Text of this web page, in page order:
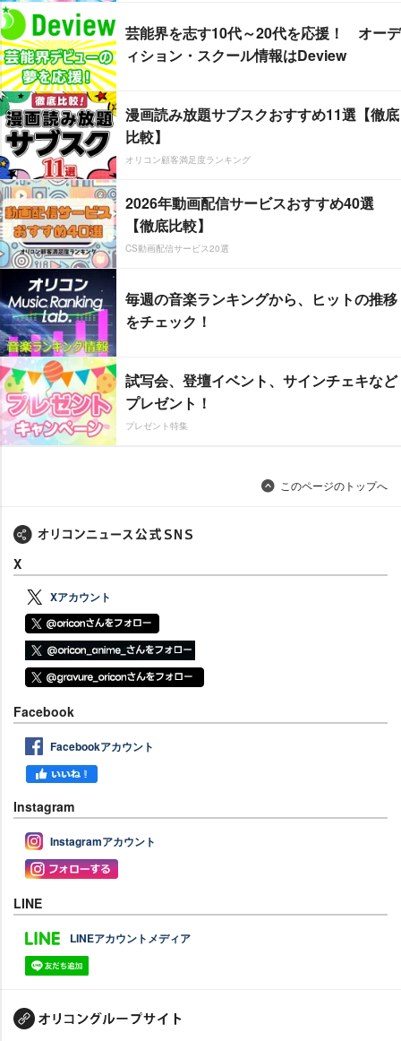
芸能界を志す10代～20代を応援！ オーデ
ィション・スクール情報はDeview
漫画読み放題サブスクおすすめ11選【徹底
比較】
オリコン顧客満足度ランキング
2026年動画配信サービスおすすめ40選
【徹底比較】
CS動画配信サービス20選
毎週の音楽ランキングから、ヒットの推移
をチェック！
試写会、登壇イベント、サインチェキなど
プレゼント！
プレゼント特集
このページのトップへ
X
Xアカウント
Facebook
Facebookアカウント
Instagram
Instagramアカウント
LINE
LINEアカウントメディア